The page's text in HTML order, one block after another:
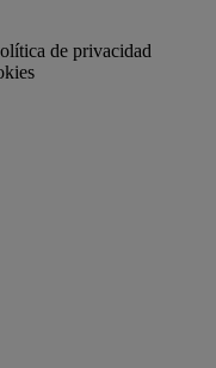
de privacidad